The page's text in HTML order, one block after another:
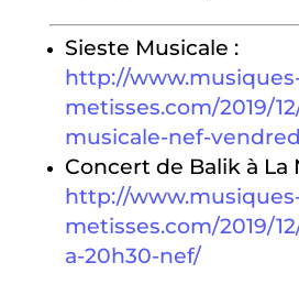
Sieste Musicale :
http://
metisses.com/2019/
musicale-nef-
Concert de Balik à La
http://
metisses.com/2019/
a-20h30-nef/